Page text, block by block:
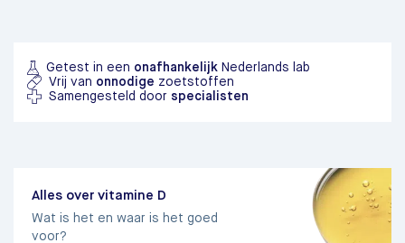
Getest in een onafhankelijk Nederlands lab
Vrij van onnodige zoetstoffen
Samengesteld door specialisten
Alles over vitamine D
Wat is het en waar is het goed
voor?